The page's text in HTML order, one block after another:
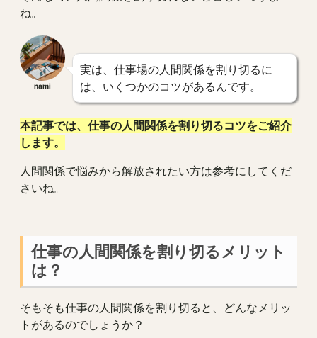
ね。
nami
実は、仕事場の人間関係を割り切るに
は、いくつかのコツがあるんです。
本記事では、仕事の人間関係を割り切るコツをご紹介
します。
人間関係で悩みから解放されたい方は参考にしてくだ
さいね。
仕事の人間関係を割り切るメリット
は？
そもそも仕事の人間関係を割り切ると、どんなメリッ
トがあるのでしょうか？